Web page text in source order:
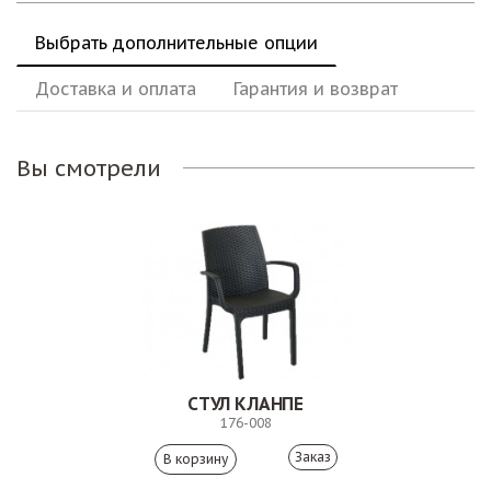
Выбрать дополнительные опции
Доставка и оплата Гарантия и возврат
Вы смотрели
СТУЛ КЛАНПЕ
176-008
Заказ